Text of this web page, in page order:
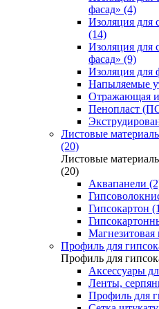
фасад» (4)
Изоляция для
(14)
Изоляция для
фасад» (9)
Изоляция для
Напыляемые
Отражающая
Пенопласт
Листовые
(20)
Листовые
(20)
Аквапанели
Гипсокартон
Магнезитовая
Профиль для
Профиль для
Аксессуары
Ленты,
Профиль для